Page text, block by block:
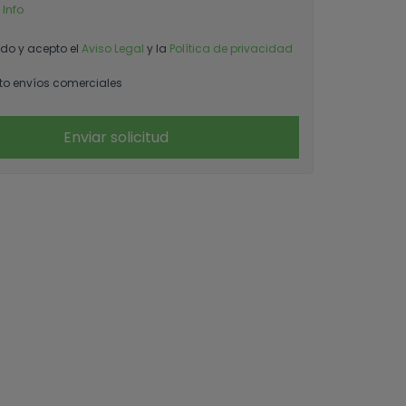
Info
y acepto el Aviso Legal y la Política de privacidad
envíos comerciales
Enviar solicitud